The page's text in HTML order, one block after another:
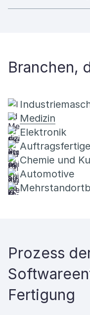
Branchen,
Medizin
Elektronik
Chemie und
Automotive
Prozess
Fertigung